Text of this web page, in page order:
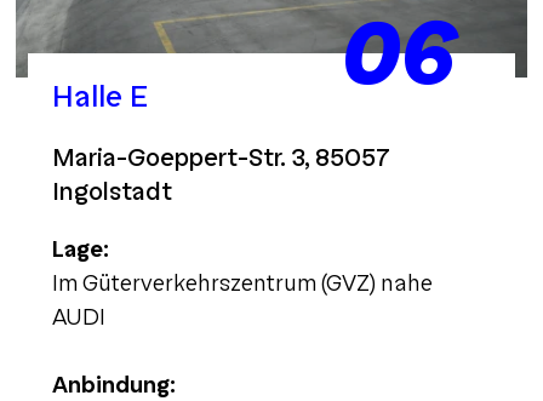
06
Halle E
Maria-Goeppert-Str. 3, 85057
Ingolstadt
Lage:
Im Güterverkehrszentrum (GVZ) nahe
AUDI
Anbindung: